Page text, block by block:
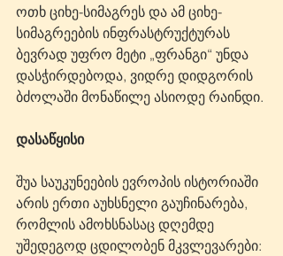
ოთხ ციხე-სიმაგრეს და ამ ციხე-
სიმაგრეების ინფრასტრუქტურას
ბევრად უფრო მეტი „ფრანგი“ უნდა
დასჭირდებოდა, ვიდრე დიდგორის
ბძოლაში მონაწილე ასიოდე რაინდი.
დასაწყისი
შუა საუკუნეების ევროპის ისტორიაში
არის ერთი აუხსნელი გაუჩინარება,
რომლის ამოხსნასაც დღემდე
უშედეგოდ ცდილობენ მკვლევარები: